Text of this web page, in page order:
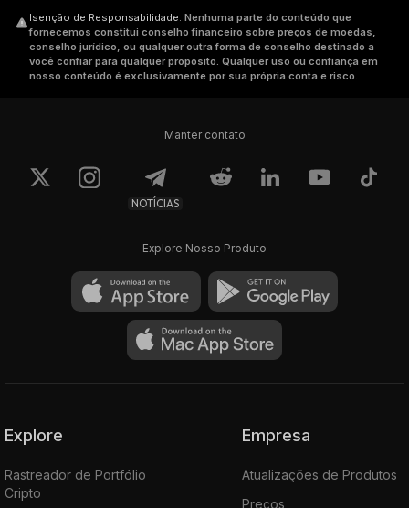
Isenção de Responsabilidade. Nenhuma parte do conteúdo que
fornecemos constitui conselho financeiro sobre preços de moedas,
conselho jurídico, ou qualquer outra forma de conselho destinado a
você confiar para qualquer propósito. Qualquer uso ou confiança em
nosso conteúdo é exclusivamente por sua própria conta e risco.
Manter contato
NOTÍCIAS
Explore Nosso Produto
Explore
Rastreador de Portfólio
Cripto
Empresa
Atualizações de Produtos
Preços